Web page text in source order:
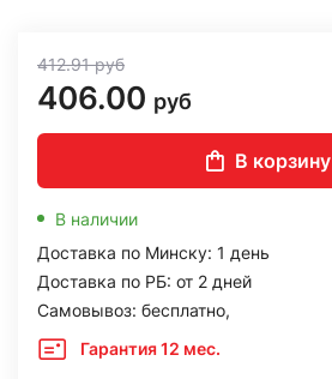
412.91руб
406.00 руб
В корзину
В наличии
Доставка по Минску: 1 день
Доставка по РБ: от 2 дней
Самовывоз: бесплатно,
Гарантия 12 мес.